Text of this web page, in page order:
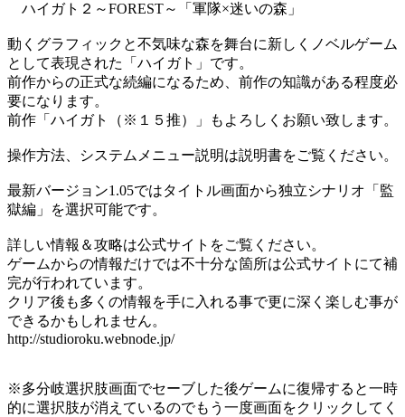
ハイガト２～FOREST～「軍隊×迷いの森」
動くグラフィックと不気味な森を舞台に新しくノベルゲーム
として表現された「ハイガト」です。
前作からの正式な続編になるため、前作の知識がある程度必
要になります。
前作「ハイガト（※１５推）」もよろしくお願い致します。
操作方法、システムメニュー説明は説明書をご覧ください。
最新バージョン1.05ではタイトル画面から独立シナリオ「監
獄編」を選択可能です。
詳しい情報＆攻略は公式サイトをご覧ください。
ゲームからの情報だけでは不十分な箇所は公式サイトにて補
完が行われています。
クリア後も多くの情報を手に入れる事で更に深く楽しむ事が
できるかもしれません。
http://studioroku.webnode.jp/
※多分岐選択肢画面でセーブした後ゲームに復帰すると一時
的に選択肢が消えているのでもう一度画面をクリックしてく